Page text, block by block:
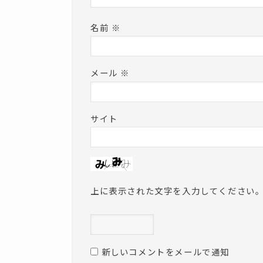
名前 ※
メール ※
サイト
上に表示された文字を入力してください
新しいコメントをメールで通知